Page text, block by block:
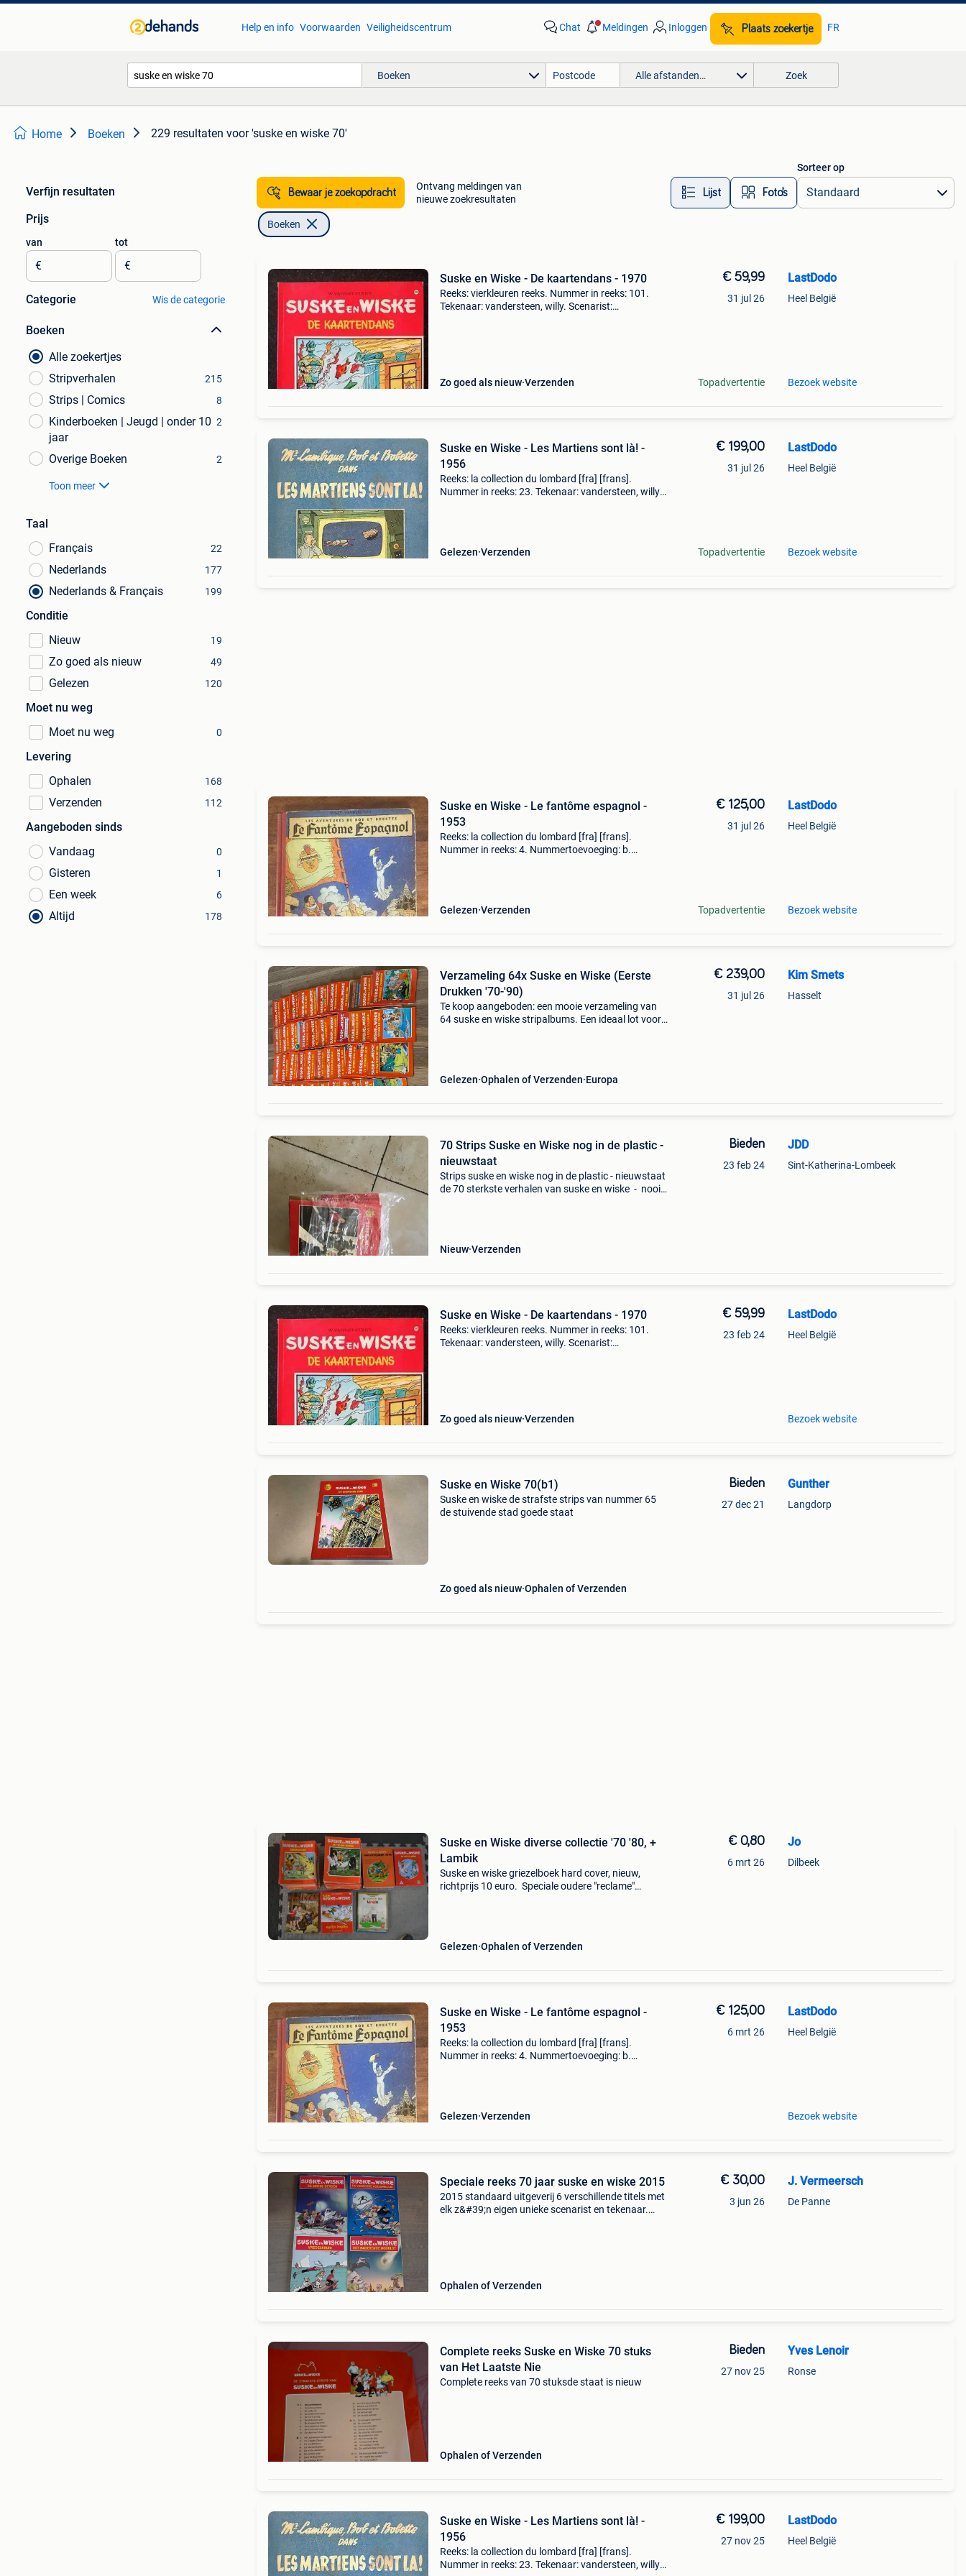
Help en info Voorwaarden Veiligheidscentrum Chat Meldingen Inloggen Plaats zoekertje FR
Boeken Alle afstanden… Zoek
Home Boeken 229 resultaten voor 'suske en wiske 70'
Verfijn resultaten
Prijs
van
€
tot
€
Categorie Wis de categorie
Boeken
Alle zoekertjes
Stripverhalen
215
Strips | Comics 8
Kinderboeken | Jeugd | onder 10
jaar
2
Overige Boeken 2
Toon meer
Taal
Français
22
Nederlands 177
Nederlands & Français 199
Conditie
Nieuw
19
Zo goed als nieuw 49
Gelezen 120
Moet nu weg
Moet nu weg
0
Levering
Ophalen
168
Verzenden 112
Aangeboden sinds
Vandaag
0
Gisteren 1
Een week 6
Altijd 178
Bewaar je zoekopdracht
Ontvang meldingen van
nieuwe zoekresultaten
Lijst Foto’s
Sorteer op
Boeken
Suske en Wiske - De kaartendans - 1970
Reeks: vierkleuren reeks. Nummer in reeks: 101.
Tekenaar: vandersteen, willy. Scenarist:
Zo goed als nieuw Verzenden
€ 59,99
31 jul 26
Topadvertentie
LastDodo
Heel België
Bezoek website
Suske en Wiske - Les Martiens sont là! -
1956
Reeks: la collection du lombard [fra] [frans].
Nummer in reeks: 23. Tekenaar: vandersteen, willy.
Gelezen Verzenden
€ 199,00
31 jul 26
Topadvertentie
LastDodo
Heel België
Bezoek website
Suske en Wiske - Le fantôme espagnol -
1953
Reeks: la collection du lombard [fra] [frans].
Nummer in reeks: 4. Nummertoevoeging: b.
Gelezen Verzenden
€ 125,00
31 jul 26
Topadvertentie
LastDodo
Heel België
Bezoek website
Verzameling 64x Suske en Wiske (Eerste
Drukken '70-'90)
Te koop aangeboden: een mooie verzameling van
64 suske en wiske stripalbums. Een ideaal lot voor
Gelezen Ophalen of Verzenden Europa
€ 239,00
31 jul 26
Kim Smets
Hasselt
70 Strips Suske en Wiske nog in de plastic -
nieuwstaat
Strips suske en wiske nog in de plastic - nieuwstaat
de 70 sterkste verhalen van suske en wiske - nooit
Nieuw Verzenden
Bieden
23 feb 24
JDD
Sint-Katherina-Lombeek
Suske en Wiske - De kaartendans - 1970
Reeks: vierkleuren reeks. Nummer in reeks: 101.
Tekenaar: vandersteen, willy. Scenarist:
Zo goed als nieuw Verzenden
€ 59,99
23 feb 24
LastDodo
Heel België
Bezoek website
Suske en Wiske 70(b1)
Suske en wiske de strafste strips van nummer 65
de stuivende stad goede staat
Zo goed als nieuw Ophalen of Verzenden
Bieden
27 dec 21
Gunther
Langdorp
Suske en Wiske diverse collectie '70 '80, +
Lambik
Suske en wiske griezelboek hard cover, nieuw,
richtprijs 10 euro. Speciale oudere "reclame"
Gelezen Ophalen of Verzenden
€ 0,80
6 mrt 26
Jo
Dilbeek
Suske en Wiske - Le fantôme espagnol -
1953
Reeks: la collection du lombard [fra] [frans].
Nummer in reeks: 4. Nummertoevoeging: b.
Gelezen Verzenden
€ 125,00
6 mrt 26
LastDodo
Heel België
Bezoek website
Speciale reeks 70 jaar suske en wiske 2015
2015 standaard uitgeverij 6 verschillende titels met
elk z&#39;n eigen unieke scenarist en tekenaar.
Ophalen of Verzenden
€ 30,00
3 jun 26
J. Vermeersch
De Panne
Complete reeks Suske en Wiske 70 stuks
van Het Laatste Nie
Complete reeks van 70 stuksde staat is nieuw
Ophalen of Verzenden
Bieden
27 nov 25
Yves Lenoir
Ronse
Suske en Wiske - Les Martiens sont là! -
1956
Reeks: la collection du lombard [fra] [frans].
Nummer in reeks: 23. Tekenaar: vandersteen, willy.
€ 199,00
27 nov 25
LastDodo
Heel België